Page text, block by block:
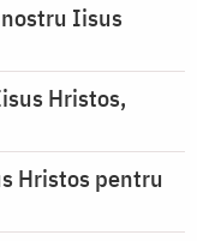
Iisus
Hristos,
Hristos pentru